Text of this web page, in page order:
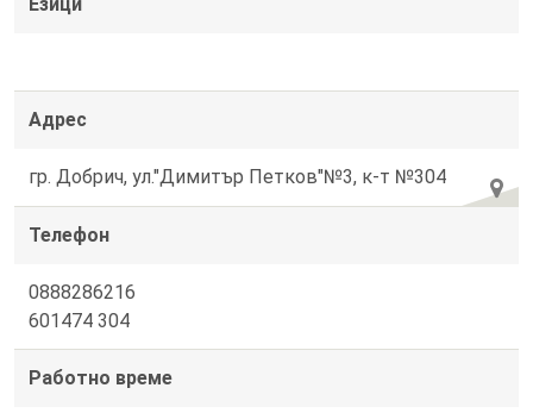
Адрес
гр. Добрич, ул."Димитър Петков"№3, к-т №304
Телефон
0888286216
601474 304
Работно време